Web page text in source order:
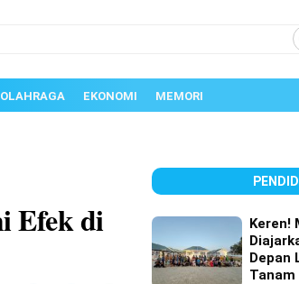
OLAHRAGA EKONOMI MEMORI
Efek di
Keren!
Depan